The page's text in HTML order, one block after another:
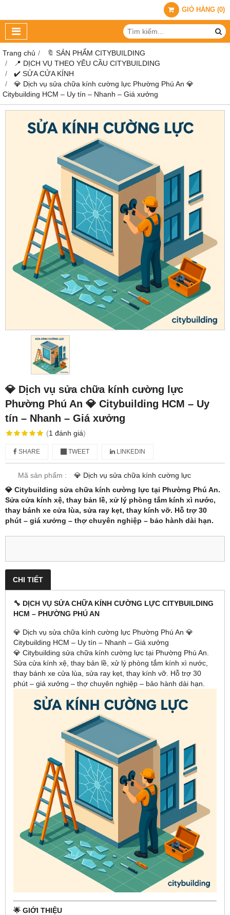
GIỎ HÀNG (0)
Trang chủ
🔖 SẢN PHẨM CITYBUILDING
📍 DỊCH VỤ THEO YÊU CẦU CITYBUILDING
✔️ SỬA CỬA KÍNH
💎 Dịch vụ sửa chữa kính cường lực Phường Phú An 💎
Citybuilding HCM – Uy tín – Nhanh – Giá xưởng
💎 Dịch vụ sửa chữa kính cường lực
Phường Phú An 💎 Citybuilding HCM – Uy
tín – Nhanh – Giá xưởng
(1 đánh giá)
SHARE TWEET LINKEDIN
Mã sản phẩm :
💎 Dịch vụ sửa chữa kính cường lực
💎 Citybuilding sửa chữa kính cường lực tại Phường Phú An.
Sửa cửa kính xệ, thay bản lề, xử lý phòng tắm kính xì nước,
thay bánh xe cửa lùa, sửa ray kẹt, thay kính vỡ. Hỗ trợ 30
phút – giá xưởng – thợ chuyên nghiệp – bảo hành dài hạn.
CHI TIẾT
🔧 DỊCH VỤ SỬA CHỮA KÍNH CƯỜNG LỰC CITYBUILDING
HCM – PHƯỜNG PHÚ AN
💎 Dịch vụ sửa chữa kính cường lực Phường Phú An 💎
Citybuilding HCM – Uy tín – Nhanh – Giá xưởng
💎 Citybuilding sửa chữa kính cường lực tại Phường Phú An.
Sửa cửa kính xệ, thay bản lề, xử lý phòng tắm kính xì nước,
thay bánh xe cửa lùa, sửa ray kẹt, thay kính vỡ. Hỗ trợ 30
phút – giá xưởng – thợ chuyên nghiệp – bảo hành dài hạn.
🌟 GIỚI THIỆU